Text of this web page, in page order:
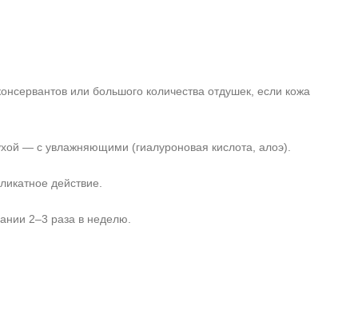
или большого количества отдушек, если кожа
— с увлажняющими (гиалуроновая кислота, алоэ).
действие.
2–3 раза в неделю.